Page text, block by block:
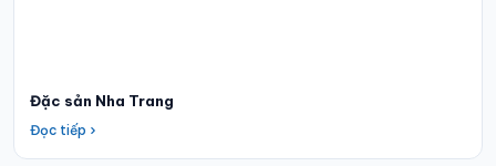
Đặc sản Nha Trang
Đọc tiếp